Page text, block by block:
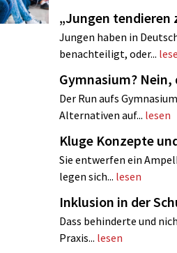
„Jungen
Jungen haben in
benachteiligt, oder...
Gymnasium?
Der Run aufs
Alternativen auf... lesen
Kluge Konzepte
Sie entwerfen ein
legen sich... lesen
Inklusion in der
Dass behinderte und
Praxis... lesen